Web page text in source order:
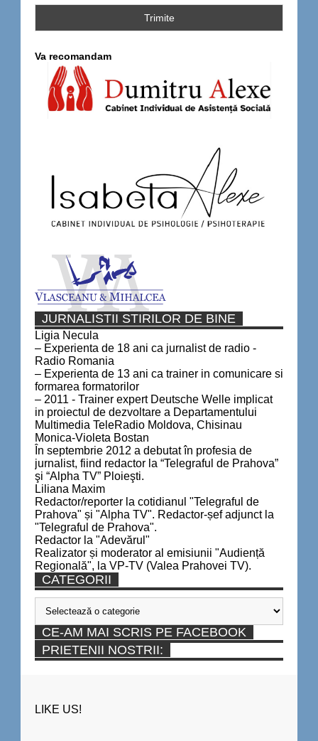
Va recomandam
JURNALISTII STIRILOR DE BINE
Ligia Necula
– Experienta de 18 ani ca jurnalist de radio -
Radio Romania
– Experienta de 13 ani ca trainer in comunicare si
formarea formatorilor
– 2011 - Trainer expert Deutsche Welle implicat
in proiectul de dezvoltare a Departamentului
Multimedia TeleRadio Moldova, Chisinau
Monica-Violeta Bostan
În septembrie 2012 a debutat în profesia de
jurnalist, fiind redactor la “Telegraful de Prahova”
şi “Alpha TV” Ploieşti.
Liliana Maxim
Redactor/reporter la cotidianul "Telegraful de
Prahova" și "Alpha TV". Redactor-șef adjunct la
"Telegraful de Prahova".
Redactor la "Adevărul"
Realizator și moderator al emisiunii "Audiență
Regională", la VP-TV (Valea Prahovei TV).
CATEGORII
Categorii
CE-AM MAI SCRIS PE FACEBOOK
PRIETENII NOSTRII:
LIKE US!